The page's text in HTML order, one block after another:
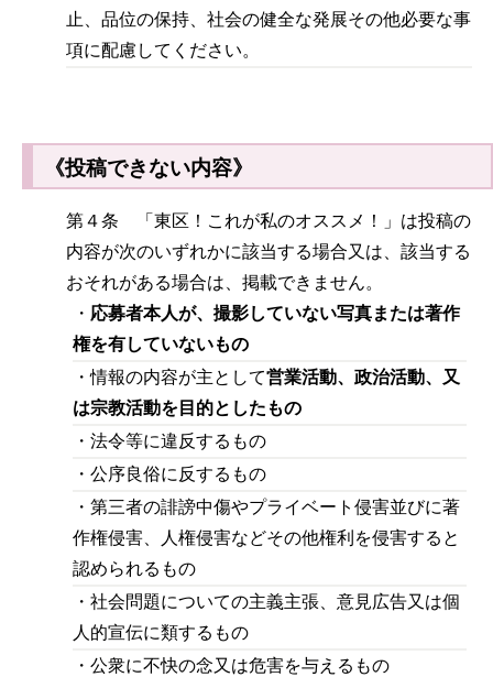
止、品位の保持、社会の健全な発展その他必要な事
項に配慮してください。
《投稿できない内容》
第４条 「東区！これが私のオススメ！」は投稿の
内容が次のいずれかに該当する場合又は、該当する
おそれがある場合は、掲載できません。
・ 応募者本人が、撮影していない写真または著作
権を有していないもの
・情報の内容が主として営業活動、政治活動、又
は宗教活動を目的としたもの
・法令等に違反するもの
・公序良俗に反するもの
・第三者の誹謗中傷やプライベート侵害並びに著
作権侵害、人権侵害などその他権利を侵害すると
認められるもの
・社会問題についての主義主張、意見広告又は個
人的宣伝に類するもの
・公衆に不快の念又は危害を与えるもの